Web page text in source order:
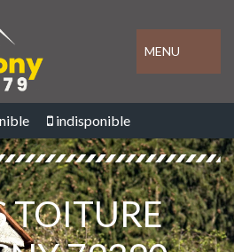
MENU
indisponible
TOITURE